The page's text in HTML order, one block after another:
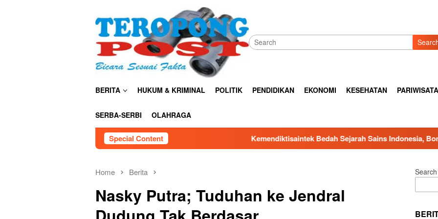
BERITA HUKUM & KRIMINAL POLITIK PENDIDIKAN EKONOMI KESEHATAN PARIWISATA
SERBA-SERBI OLAHRAGA
Special ContentKemendiktisaintek Bedah Sejarah Sains Indonesia, Bonnie Triyana Jelaskan
Home Berita
Nasky Putra; Tuduhan ke Jendral
Search